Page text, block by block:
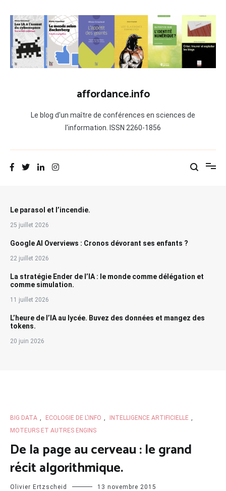
contenu
affordance.info
Le blog d'un maître de conférences en sciences de
l'information. ISSN 2260-1856
Le parasol et l’incendie.
25 juillet 2026
Google AI Overviews : Cronos dévorant ses enfants ?
22 juillet 2026
La stratégie Ender de l’IA : le monde comme délégation et
comme simulation.
11 juillet 2026
L’heure de l’IA au lycée. Buvez des données et mangez des
tokens.
20 juin 2026
BIG DATA ECOLOGIE DE L'INFO INTELLIGENCE ARTIFICIELLE
MOTEURS ET AUTRES ENGINS
De la page au cerveau : le grand
récit algorithmique.
Olivier Ertzscheid 13 novembre 2015